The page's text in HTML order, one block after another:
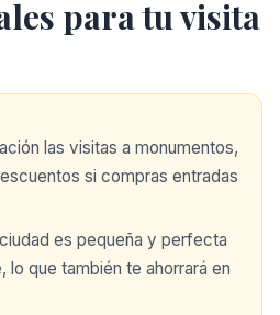
para tu visita
las visitas a monumentos,
si compras entradas
es pequeña y perfecta
lo que también te ahorrará en